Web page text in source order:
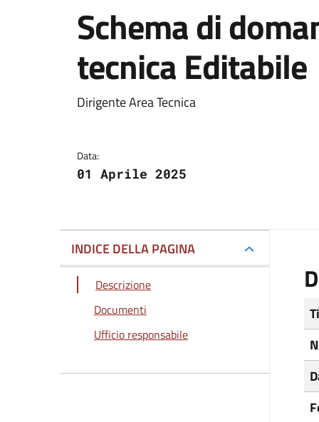
Schema di
tecnica Editabile
Dettagli del
Dirigente Area Tecnica
Data:
01 Aprile 2025
INDICE DELLA PAGINA
Descrizione
Documenti
Ufficio responsabile